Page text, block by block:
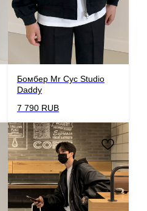
Бомбер Mr Cyc Studio
Daddy
7 790 RUB